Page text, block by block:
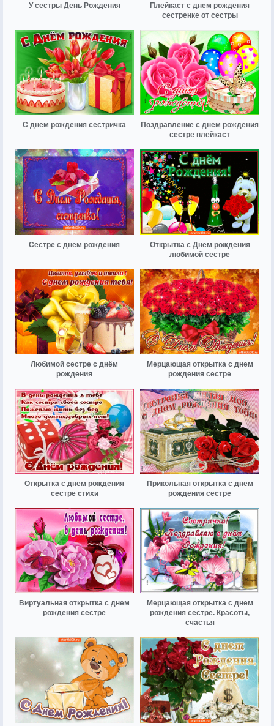
У сестры День Рождения
Плейкаст с днем рождения
сестренке от сестры
С днём рождения сестричка
Поздравление с днем рождения
сестре плейкаст
Сестре с днём рождения
Открытка с Днем рождения
любимой сестре
Любимой сестре с днём
рождения
Мерцающая открытка с днем
рождения сестре
Открытка с днем рождения
сестре стихи
Прикольная открытка с днем
рождения сестре
Виртуальная открытка с днем
рождения сестре
Мерцающая открытка с днем
рождения сестре. Красоты,
счастья